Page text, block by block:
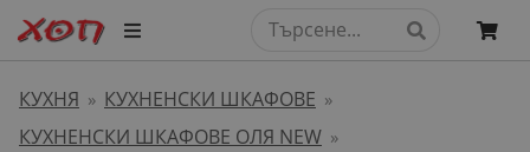
КУХНЯ » КУХНЕНСКИ ШКАФОВЕ »
КУХНЕНСКИ ШКАФОВЕ ОЛЯ NEW »